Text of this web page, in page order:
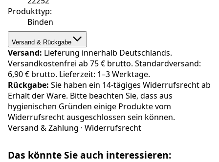
Produkttyp:
Binden
Versand & Rückgabe
Versand: Lieferung innerhalb Deutschlands.
Versandkostenfrei ab 75 € brutto. Standardversand:
6,90 € brutto. Lieferzeit: 1–3 Werktage.
Rückgabe: Sie haben ein 14-tägiges Widerrufsrecht ab
Erhalt der Ware. Bitte beachten Sie, dass aus
hygienischen Gründen einige Produkte vom
Widerrufsrecht ausgeschlossen sein können.
Versand & Zahlung · Widerrufsrecht
Das könnte Sie auch interessieren: